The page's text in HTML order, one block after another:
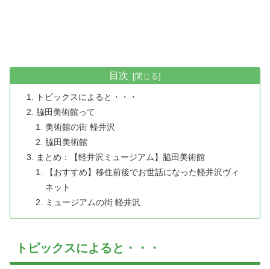
目次
トピックスによると・・・
脇田美術館って
美術館の街 軽井沢
脇田美術館
まとめ：【軽井沢ミュージアム】脇田美術館
【おすすめ】移住前後でお世話になった軽井沢ヴィ
ネット
ミュージアムの街 軽井沢
トピックスによると・・・